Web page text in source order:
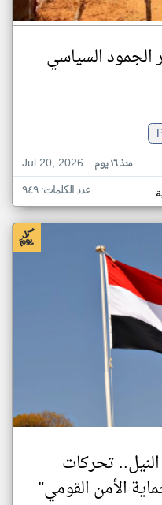
الجمود السياسي
Jul 20, 2026
منذ ١٦ يوم
عدد الكلمات: ٩٤٩
النيل.. تحركات
الأمن القومي"